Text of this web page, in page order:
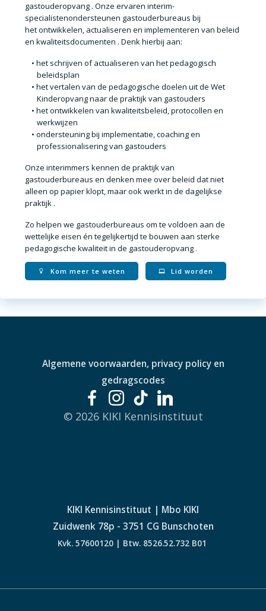
gastouderopvang . Onze ervaren interim-
specialistenondersteunen gastouderbureaus bij
hetontwikkelen, actualiseren en implementeren van beleid
en kwaliteitsdocumenten . Denk hierbij aan:
het schrijven of actualiseren van het pedagogisch
beleidsplan
het vertalen van depedagogische doelen uit de Wet
Kinderopvangnaar de praktijk van gastouders
het ontwikkelen vankwaliteitsbeleid, protocollen en
werkwijzen
ondersteuning bijimplementatie, coaching en
professionalisering van gastouders
Onze interimmers kennen de praktijk van
gastouderbureaus en denken mee overbeleid dat niet
alleen op papier klopt, maar ook werkt in de dagelijkse
praktijk .
Zo helpen we gastouderbureaus om te voldoen aan de
wettelijke eisen én tegelijkertijd te bouwen aan sterke
pedagogische kwaliteit in de gastouderopvang .
Kom meer te weten Lid worden
Algemene voorwaarden, privacy policy en
gedragscodes
© 2026 KIKI Kennisinstituut
KIKI Kennisinstituut | Mbo KIKI
Zuidwenk 78p - 3751 CG Bunschoten
Kvk. 57600120 | Btw. 8526.52.732 B01